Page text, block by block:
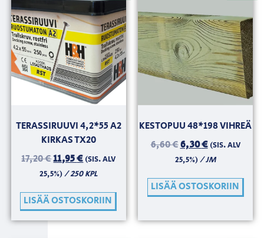
TERASSIRUUVI 4,2*55 A2
KIRKAS TX20
17,20€11,95€(SIS. ALV
25,5%)/ 250 KPL
LISÄÄ OSTOSKORIIN
KESTOPUU 48*198 VIHREÄ
6,60€6,30€ (SIS. ALV
25,5%)/ JM
LISÄÄ OSTOSKORIIN